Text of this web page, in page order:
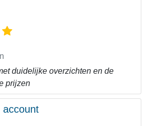
duidelijke overzichten en de
prijzen
account